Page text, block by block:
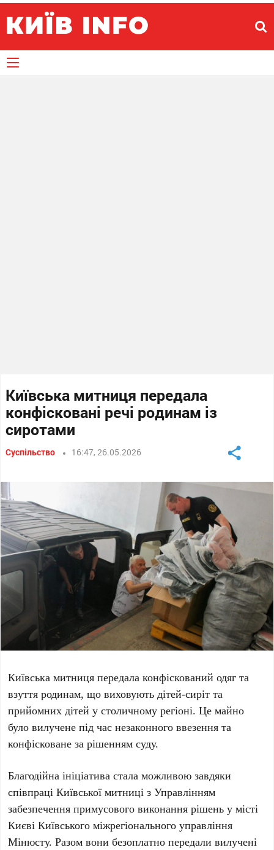
Київська митниця передала
конфісковані речі родинам із
сиротами
Суспільство 16:47, 26.05.2026
Київська митниця передала конфіскований одяг та
взуття родинам, що виховують дітей-сиріт та
прийомних дітей у столичному регіоні. Це майно
було вилучене під час незаконного ввезення та
конфісковане за рішенням суду.
Благодійна ініціатива стала можливою завдяки
співпраціКиївської митниці зУправлінням
забезпечення примусового виконання рішень у місті
Києві Київського міжрегіонального управління
Мінюсту. Разом вони безоплатно передали вилучені